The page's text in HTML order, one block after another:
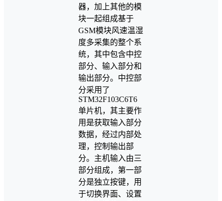
器，加上其他的模
块一起组成基于
GSM模块风速温湿
度多采集的整个系
统，其中包含中控
部分、输入部分和
输出部分。中控部
分采用了
STM32F103C6T6
单片机，其主要作
用是获取输入部分
数据，经过内部处
理，控制输出部
分。主机输入由三
部分组成，第一部
分是独立按键，用
于切换界面、设置